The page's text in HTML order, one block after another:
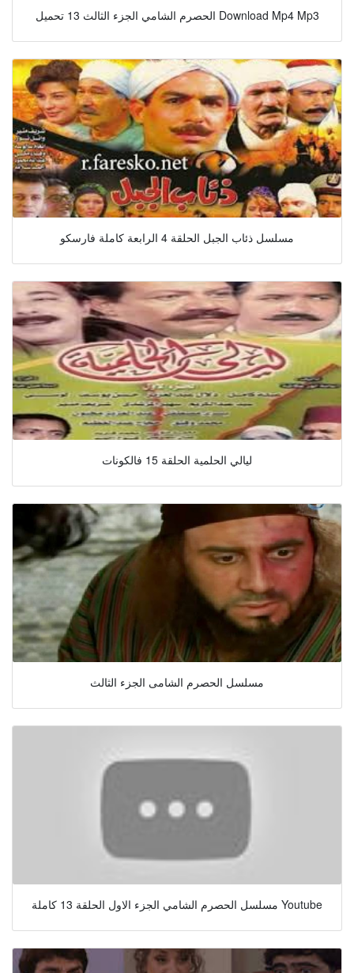
الحصرم الشامي الجزء الثالث 13 تحميل Download Mp4 Mp3
مسلسل ذئاب الجبل الحلقة 4 الرابعة كاملة فارسكو
ليالي الحلمية الحلقة 15 فالكونات
مسلسل الحصرم الشامى الجزء الثالث
مسلسل الحصرم الشامي الجزء الاول الحلقة 13 كاملة Youtube